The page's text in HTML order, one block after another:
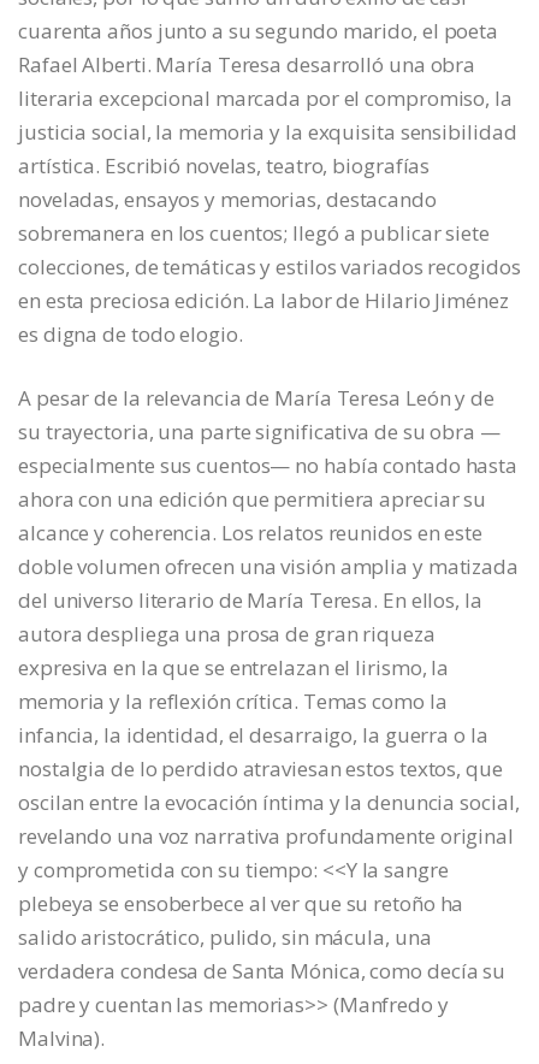
cuarenta años junto a su segundo marido, el poeta
Rafael Alberti. María Teresa desarrolló una obra
literaria excepcional marcada por el compromiso, la
justicia social, la memoria y la exquisita sensibilidad
artística. Escribió novelas, teatro, biografías
noveladas, ensayos y memorias, destacando
sobremanera en los cuentos; llegó a publicar siete
colecciones, de temáticas y estilos variados recogidos
en esta preciosa edición. La labor de Hilario Jiménez
es digna de todo elogio.
A pesar de la relevancia de María Teresa León y de
su trayectoria, una parte significativa de su obra —
especialmente sus cuentos— no había contado hasta
ahora con una edición que permitiera apreciar su
alcance y coherencia. Los relatos reunidos en este
doble volumen ofrecen una visión amplia y matizada
del universo literario de María Teresa. En ellos, la
autora despliega una prosa de gran riqueza
expresiva en la que se entrelazan el lirismo, la
memoria y la reflexión crítica. Temas como la
infancia, la identidad, el desarraigo, la guerra o la
nostalgia de lo perdido atraviesan estos textos, que
oscilan entre la evocación íntima y la denuncia social,
revelando una voz narrativa profundamente original
y comprometida con su tiempo: <<Y la sangre
plebeya se ensoberbece al ver que su retoño ha
salido aristocrático, pulido, sin mácula, una
verdadera condesa de Santa Mónica, como decía su
padre y cuentan las memorias>> (Manfredo y
Malvina).